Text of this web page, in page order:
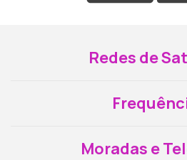
Redes de
Moradas e